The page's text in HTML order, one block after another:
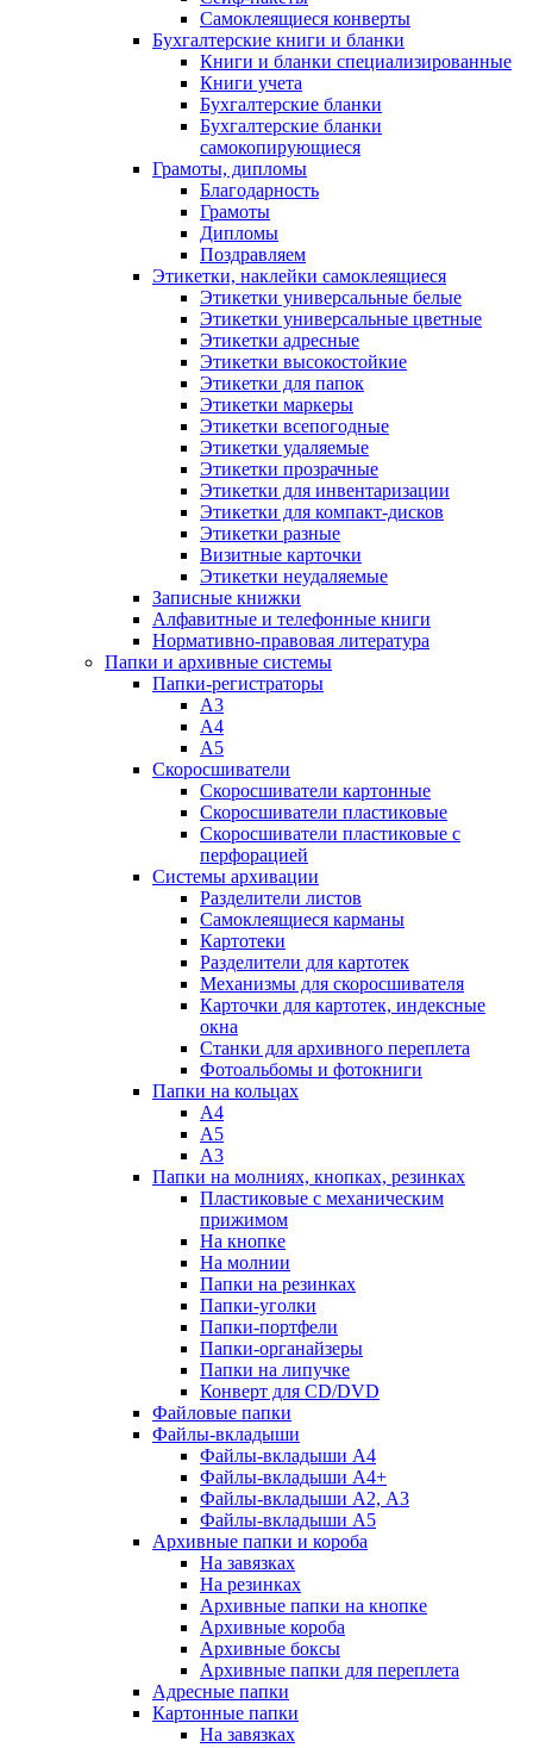
Самоклеящиеся конверты
Бухгалтерские книги и бланки
Книги и бланки специализированные
Книги учета
Бухгалтерские бланки
Бухгалтерские бланки
самокопирующиеся
Грамоты, дипломы
Благодарность
Грамоты
Дипломы
Поздравляем
Этикетки, наклейки самоклеящиеся
Этикетки универсальные белые
Этикетки универсальные цветные
Этикетки адресные
Этикетки высокостойкие
Этикетки для папок
Этикетки маркеры
Этикетки всепогодные
Этикетки удаляемые
Этикетки прозрачные
Этикетки для инвентаризации
Этикетки для компакт-дисков
Этикетки разные
Визитные карточки
Этикетки неудаляемые
Записные книжки
Алфавитные и телефонные книги
Нормативно-правовая литература
Папки и архивные системы
Папки-регистраторы
А3
А4
А5
Скоросшиватели
Скоросшиватели картонные
Скоросшиватели пластиковые
Скоросшиватели пластиковые с
перфорацией
Системы архивации
Разделители листов
Самоклеящиеся карманы
Картотеки
Разделители для картотек
Механизмы для скоросшивателя
Карточки для картотек, индексные
окна
Станки для архивного переплета
Фотоальбомы и фотокниги
Папки на кольцах
А4
А5
А3
Папки на молниях, кнопках, резинках
Пластиковые с механическим
прижимом
На кнопке
На молнии
Папки на резинках
Папки-уголки
Папки-портфели
Папки-органайзеры
Папки на липучке
Конверт для CD/DVD
Файловые папки
Файлы-вкладыши
Файлы-вкладыши А4
Файлы-вкладыши А4+
Файлы-вкладыши А2, А3
Файлы-вкладыши А5
Архивные папки и короба
На завязках
На резинках
Архивные папки на кнопке
Архивные короба
Архивные боксы
Архивные папки для переплета
Адресные папки
Картонные папки
На завязках